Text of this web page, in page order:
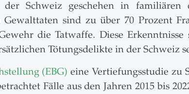
Schweiz geschehen in familiären
Gewalttaten sind zu über 70 Prozent
die Tatwaffe. Diese Erkenntnisse
Tötungsdelikte in der Schweiz
(EBG) eine Vertiefungsstudie zu
Fälle aus den Jahren 2015 bis